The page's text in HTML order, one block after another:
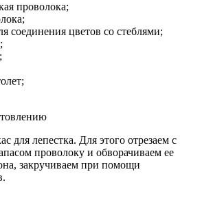
проволока;
соединения цветов со стеблями;
для лепестка. Для этого отрезаем с
проволоку и обворачиваем ее
закручиваем при помощи